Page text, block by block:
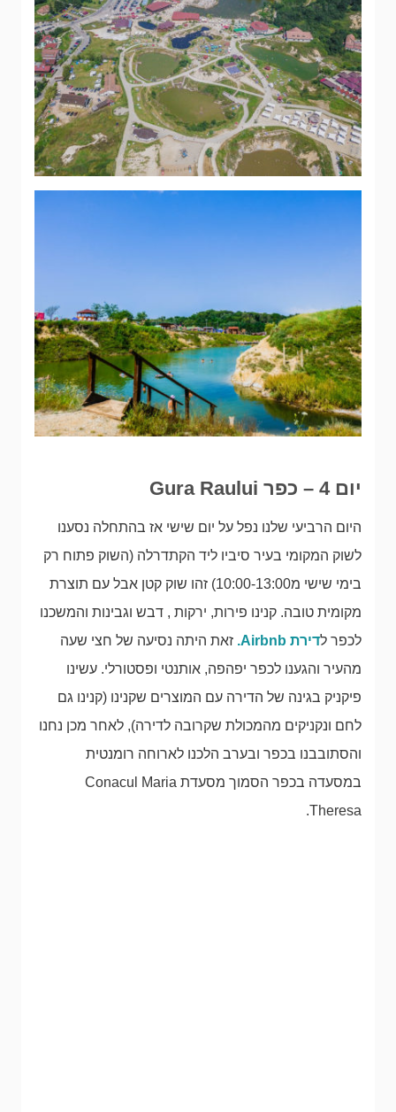
יום 4 – כפר Gura Raului
היום הרביעי שלנו נפל על יום שישי אז בהתחלה נסענו
לשוק המקומי בעיר סיביו ליד הקתדרלה (השוק פתוח רק
בימי שישי מ10:00-13:00) זהו שוק קטן אבל עם תוצרת
מקומית טובה. קנינו פירות, ירקות , דבש וגבינות והמשכנו
לכפר לדירת Airbnb.
זאת היתה נסיעה של חצי שעה
מהעיר והגענו לכפר יפהפה, אותנטי ופסטורלי. עשינו
פיקניק בגינה של הדירה עם המוצרים שקנינו (קנינו גם
לחם ונקניקים מהמכולת שקרובה לדירה), לאחר מכן נחנו
והסתובבנו בכפר ובערב הלכנו לארוחה רומנטית
במסעדה בכפר הסמוך מסעדת Conacul Maria
Theresa.